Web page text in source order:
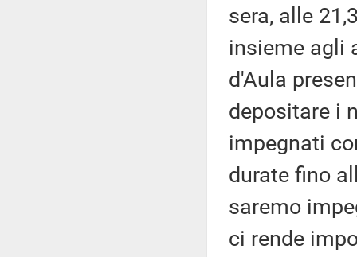
sera, alle
insieme agli
d'Aula
depositare i
impegnati
durate fino
saremo
ci rende